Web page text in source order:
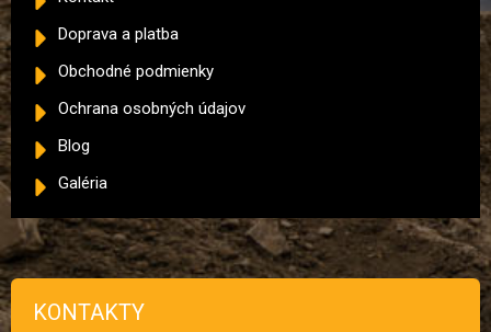
Doprava a platba
Obchodné podmienky
Ochrana osobných údajov
Blog
Galéria
KONTAKTY